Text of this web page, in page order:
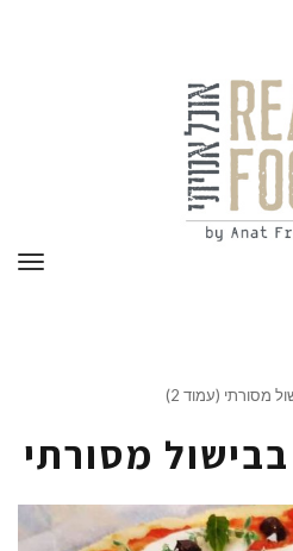
מסורתי (עמוד 2)
בישול מסורתי